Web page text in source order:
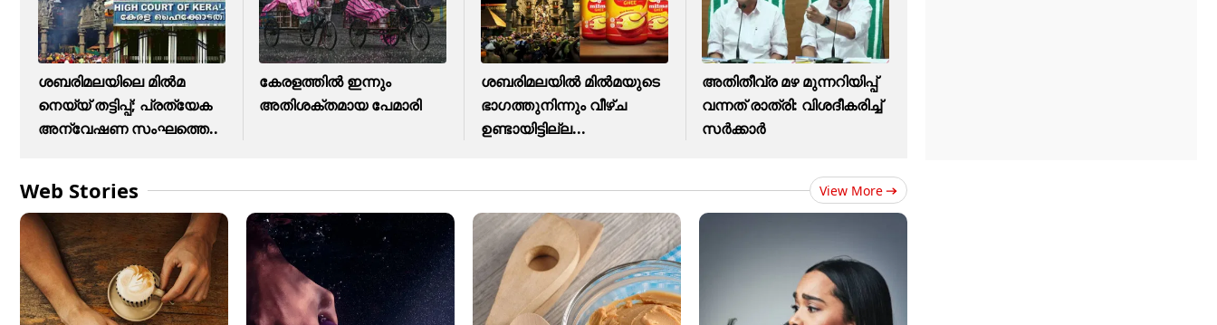
ശബരിമലയിലെ മിൽമ
നെയ്യ് തട്ടിപ്പ്; പ്രത്യേക
അന്വേഷണ സംഘത്തെ..
കേരളത്തില്‍ ഇന്നും
അതിശക്തമായ പേമാരി
ശബരിമലയിൽ മിൽമയുടെ
ഭാഗത്തുനിന്നും വീഴ്ച
ഉണ്ടായിട്ടില്ല...
അ‌തിതീവ്ര മഴ മുന്നറിയിപ്പ്
വന്നത് രാത്രി: വിശദീകരിച്ച്
സർക്കാർ
Web Stories View More